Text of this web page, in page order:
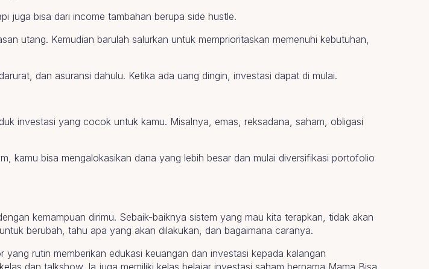
juga bisa dari income tambahan berupa side hustle.
utang. Kemudian barulah salurkan untuk memprioritaskan memenuhi kebutuhan,
dan asuransi dahulu. Ketika ada uang dingin, investasi dapat di mulai.
investasi yang cocok untuk kamu. Misalnya, emas, reksadana, saham, obligasi
kamu bisa mengalokasikan dana yang lebih besar dan mulai diversifikasi portofolio
kemampuan dirimu. Sebaik-baiknya sistem yang mau kita terapkan, tidak akan
berubah, tahu apa yang akan dilakukan, dan bagaimana caranya.
rutin memberikan edukasi keuangan dan investasi kepada kalangan
dan talkshow. Ia juga memiliki kelas belajar investasi saham bernama Mama Bisa